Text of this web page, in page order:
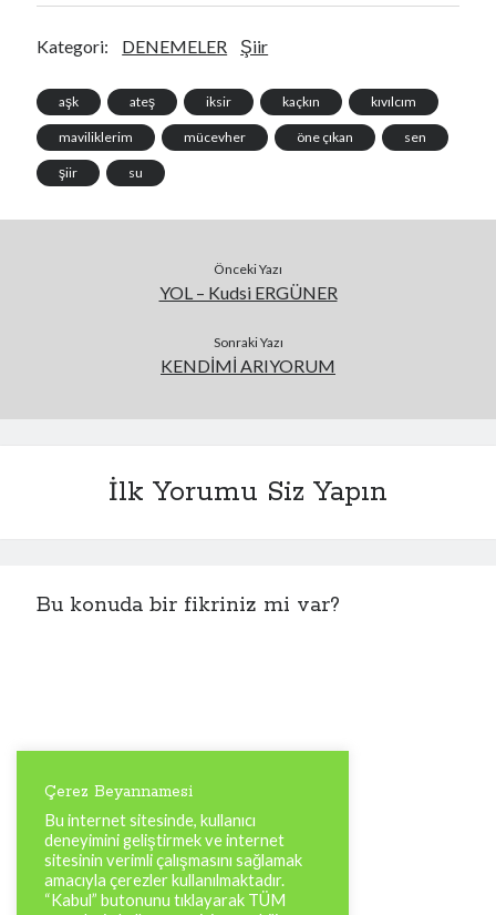
Kategori: DENEMELER Şiir
aşk ateş iksir kaçkın kıvılcım
maviliklerim mücevher öne çıkan sen
şiir su
Önceki Yazı
YOL – Kudsi ERGÜNER
Sonraki Yazı
KENDİMİ ARIYORUM
İlk Yorumu Siz Yapın
Bu konuda bir fikriniz mi var?
Çerez Beyannamesi
Bu internet sitesinde, kullanıcı
deneyimini geliştirmek ve internet
sitesinin verimli çalışmasını sağlamak
amacıyla çerezler kullanılmaktadır.
“Kabul” butonunu tıklayarak TÜM